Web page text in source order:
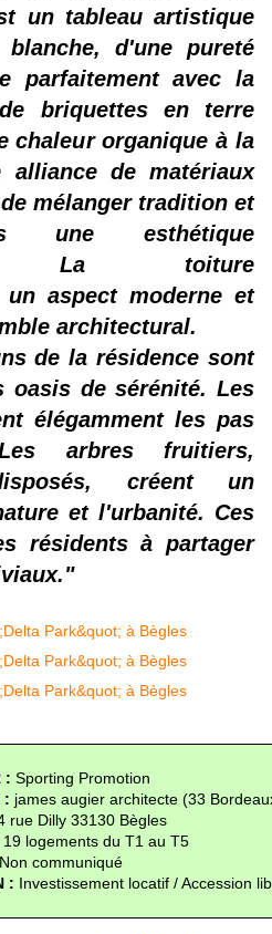
un tableau artistique
d'une pureté
parfaitement avec la
briquettes en terre
chaleur organique à la
alliance de matériaux
mélanger tradition et
une esthétique
La toiture
aspect moderne et
architectural.
de la résidence sont
oasis de sérénité. Les
élégamment les pas
arbres fruitiers,
créent un
et l'urbanité. Ces
résidents à partager
: Sporting Promotion
: james augier architecte (33
rue Dilly 33130 Bègles
19 logements du T1 au T5
Non communiqué
: Investissement locatif / Accession